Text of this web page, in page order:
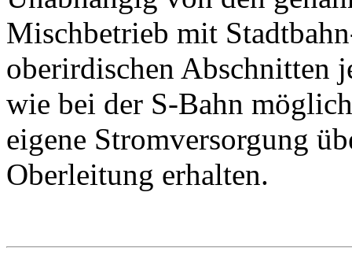
Mischbetrieb mit
oberirdischen Abschnitten
wie bei der S-Bahn
eigene Stromversorgung
Oberleitung erhalten.